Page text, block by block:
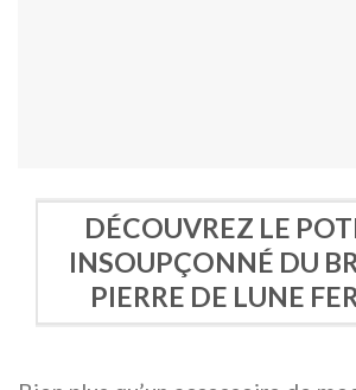
DÉCOUVREZ LE
INSOUPÇONNÉ DU
PIERRE DE LUNE